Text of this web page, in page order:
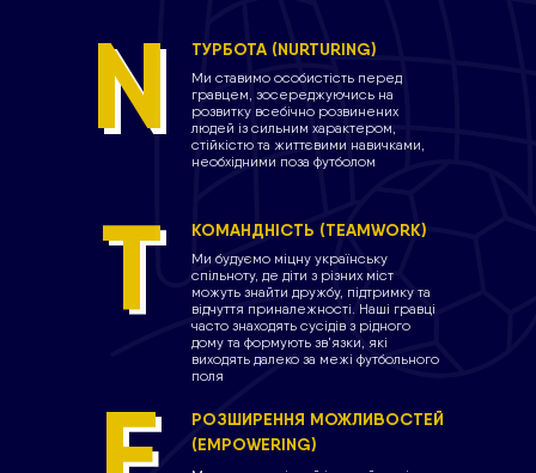
Ми ставимо особистість перед
гравцем, зосереджуючись на
розвитку всебічно розвинених
людей із сильним характером,
стійкістю та життєвими навичками,
необхідними поза футболом
ТУРБОТА (NURTURING)
КОМАНДНІСТЬ (TEAMWORK)
Ми будуємо міцну українську
спільноту, де діти з різних міст
можуть знайти дружбу, підтримку та
відчуття приналежності. Наші гравці
часто знаходять сусідів з рідного
дому та формують зв'язки, які
виходять далеко за межі футбольного
поля
РОЗШИРЕННЯ МОЖЛИВОСТЕЙ
(EMPOWERING)
N
N
T
T